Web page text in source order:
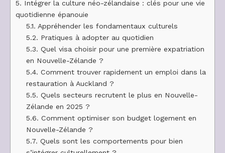
5. Intégrer la culture néo-zélandaise : clés pour une vie
quotidienne épanouie
5.1. Appréhender les fondamentaux culturels
5.2. Pratiques à adopter au quotidien
5.3. Quel visa choisir pour une première expatriation
en Nouvelle-Zélande ?
5.4. Comment trouver rapidement un emploi dans la
restauration à Auckland ?
5.5. Quels secteurs recrutent le plus en Nouvelle-
Zélande en 2025 ?
5.6. Comment optimiser son budget logement en
Nouvelle-Zélande ?
5.7. Quels sont les comportements pour bien